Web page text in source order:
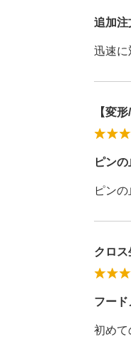
追加注
迅速に
【変
ピン
ピン
クロ
フー
初めて